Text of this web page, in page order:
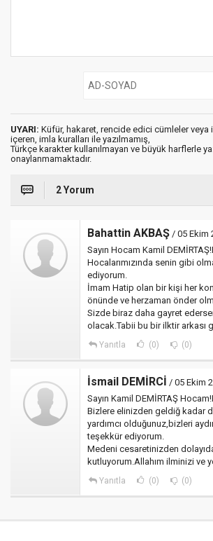
UYARI: Küfür, hakaret, rencide edici cümleler veya
içeren, imla kuralları ile yazılmamış,
Türkçe karakter kullanılmayan ve büyük harflerle
onaylanmamaktadır.
2 Yorum
Bahattin AKBAŞ / 05 Ekim
Sayın Hocam Kamil
Hocalarımızında senin gibi
ediyorum.
İmam Hatip olan bir kişi her
önünde ve herzaman önder
Sizde biraz daha gayret
olacak.Tabii bu bir ilktir arkası
Yanıtla (0) (0)
İsmail DEMİRCİ / 05 Ekim
Sayın Kamil DEMİRTAŞ
Bizlere elinizden geldiğ kadar
yardımcı olduğunuz,bizleri
teşekkür ediyorum.
Medeni cesaretinizden
kutluyorum.Allahım ilminizi ve
Yanıtla (0) (0)